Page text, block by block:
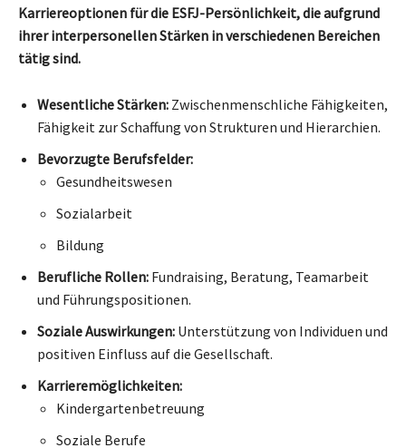
Karriereoptionen für die ESFJ-Persönlichkeit, die aufgrund
ihrer interpersonellen Stärken in verschiedenen Bereichen
tätig sind.
Wesentliche Stärken: Zwischenmenschliche Fähigkeiten,
Fähigkeit zur Schaffung von Strukturen und Hierarchien.
Bevorzugte Berufsfelder:
Gesundheitswesen
Sozialarbeit
Bildung
Berufliche Rollen: Fundraising, Beratung, Teamarbeit
und Führungspositionen.
Soziale Auswirkungen: Unterstützung von Individuen und
positiven Einfluss auf die Gesellschaft.
Karrieremöglichkeiten:
Kindergartenbetreuung
Soziale Berufe